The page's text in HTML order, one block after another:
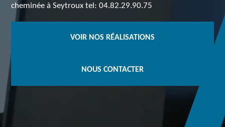
cheminée à Seytroux tel: 04.82.29.90.75
VOIR NOS RÉALISATIONS
NOUS CONTACTER